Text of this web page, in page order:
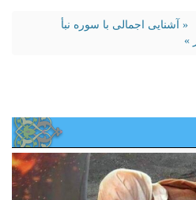
« آشنایی اجمالی با سوره نبأ
»